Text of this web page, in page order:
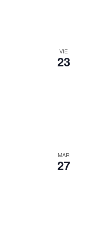
VIE
23
MAR
27